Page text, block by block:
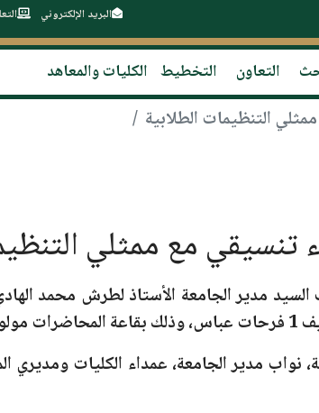
البريد الإلكتروني
التعاون التخطيط الكليات والمعاهد
مدير الجامعة الأستاذ لطرش محمد
، وذلك بقاعة المحاضرات
نواب مدير الجامعة، عمداء الكليات ومديري